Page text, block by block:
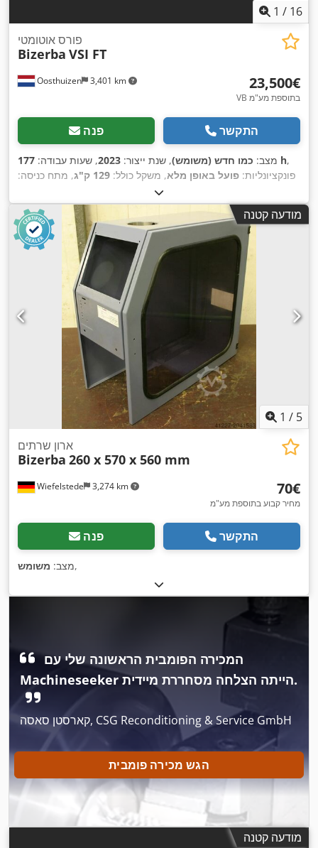
1 / 16
Oosthuizen 3,401 km
פורס אוטומטי
Bizerba VSI FT
‏23,500 ‏€
VB בתוספת מע"מ
פנה התקשר
מצב: כמו חדש (משומש), שנת ייצור: 2023, שעות עבודה: 177 h,
פונקציונליות: פועל באופן מלא, משקל כולל: 129 ק"ג
, מתח כניסה:
, גובה המוצר (מינימום):
גובה המוצר (מקס'):240 מ"מ , זרם כניסה: 2 A , תדירות כניסה:60
, ציוד:תיעוד / מדריך , מודעה קטנה
1 / 5
Wiefelstede 3,274 km
ארון שרתים
Bizerba 260 x 570 x 560 mm
‏70 ‏€
מחיר קבוע בתוספת מע"מ
פנה התקשר
מצב: משומש ,
המכירה הפומבית הראשונה שלי עם
Machineseeker הייתה הצלחה מסחררת מיידית.
קארסטן סאסה, CSG Reconditioning & Service GmbH
הגש מכירה פומבית
מודעה קטנה